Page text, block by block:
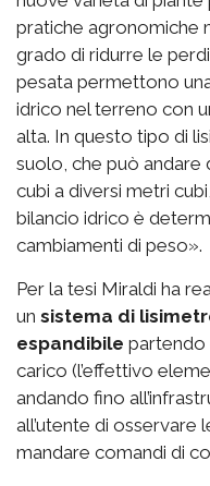
pratiche agronomiche
grado di ridurre le
pesata permettono
idrico nel terreno con
alta. In questo tipo di
suolo, che può andare
cubi a diversi metri
bilancio idrico è
cambiamenti di peso».
Per la tesi Miraldi ha
un sistema di
espandibile partendo
carico (l’effettivo
andando fino
all’utente di
mandare comandi di